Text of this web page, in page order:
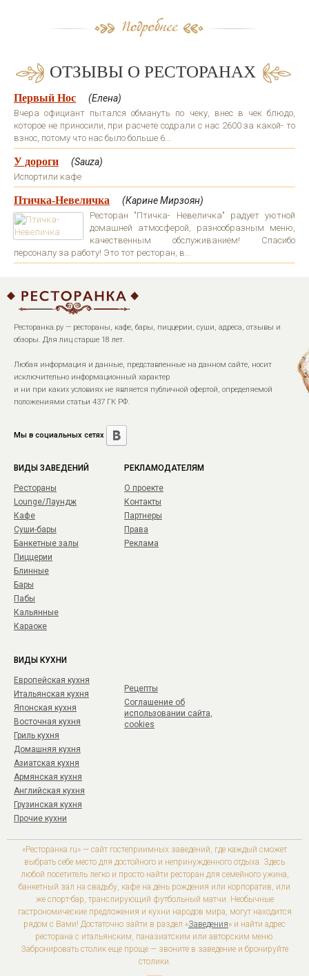
ОТЗЫВЫ О РЕСТОРАНАХ
Первый Нос (Елена)
Вчера официант пытался обмануть по чеку, внес в чек блюдо,
которое не приносили, при расчете содрали с нас 2600 за какой- то
взнос, потому что нас было больше 6...
У дороги (Sauza)
Испортили кафе
Птичка-Невеличка (Карине Мирзоян)
Ресторан "Птичка- Невеличка" радует уютной
домашней атмосферой, разнообразным меню,
качественным обслуживанием! Спасибо
персоналу за работу! Это тот ресторан, в...
Ресторанка.ру — рестораны, кафе, бары, пиццерии, суши, адреса, отзывы и
обзоры. Для лиц старше 18 лет.
Любая информация и данные, представленные на данном сайте, носит
исключительно информационный характер
и ни при каких условиях не является публичной офертой, определяемой
положениями статьи 437 ГК РФ.
Мы в социальных сетях
ВИДЫ ЗАВЕДЕНИЙ
Рестораны
Lounge/Лаундж
Кафе
Суши-бары
Банкетные залы
Пиццерии
Блинные
Бары
Пабы
Кальянные
Караоке
РЕКЛАМОДАТЕЛЯМ
О проекте
Контакты
Партнеры
Права
Реклама
ВИДЫ КУХНИ
Европейская кухня
Итальянская кухня
Японская кухня
Восточная кухня
Гриль кухня
Домашняя кухня
Азиатская кухня
Армянская кухня
Английская кухня
Грузинская кухня
Прочие кухни
Рецепты
Соглашение об
использовании сайта,
cookies
«Ресторанка.ru» — сайт гостеприимных заведений, где каждый сможет
выбрать себе место для достойного и непринужденного отдыха. Здесь
любой посетитель легко и просто найти ресторан для семейного ужина,
банкетный зал на свадьбу, кафе на день рождения или корпоратив, или
же спорт-бар, транслирующий футбольный матчи. Необычные
гастрономические предложения и кухни народов мира, могут находится
рядом с Вами! Достаточно зайти в раздел «Заведения» и найти адрес
ресторана с итальянским, паназиатским или авторским меню.
Забронировать столик еще проще — звоните в заведение и бронируйте
столики.